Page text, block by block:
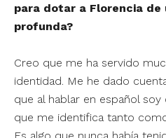
para dotar a Florencia
profunda?
Creo que me ha servido
identidad. Me he dado
que al hablar en español
que me identifica tanto